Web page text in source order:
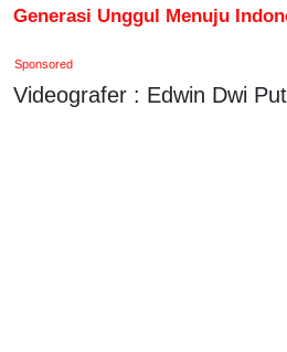
Generasi Unggul Menuju
Sponsored
Videografer : Edwin Dwi